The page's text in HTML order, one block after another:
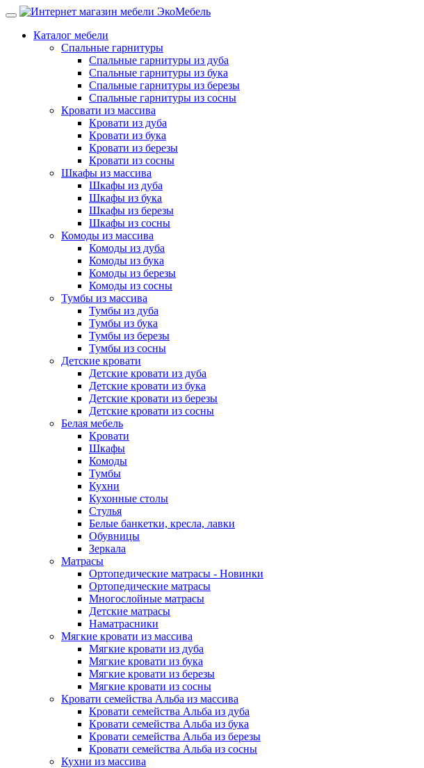
Каталог мебели
Спальные гарнитуры
Спальные гарнитуры из дуба
Спальные гарнитуры из бука
Спальные гарнитуры из березы
Спальные гарнитуры из сосны
Кровати из массива
Кровати из дуба
Кровати из бука
Кровати из березы
Кровати из сосны
Шкафы из массива
Шкафы из дуба
Шкафы из бука
Шкафы из березы
Шкафы из сосны
Комоды из массива
Комоды из дуба
Комоды из бука
Комоды из березы
Комоды из сосны
Тумбы из массива
Тумбы из дуба
Тумбы из бука
Тумбы из березы
Тумбы из сосны
Детские кровати
Детские кровати из дуба
Детские кровати из бука
Детские кровати из березы
Детские кровати из сосны
Белая мебель
Кровати
Шкафы
Комоды
Тумбы
Кухни
Кухонные столы
Стулья
Белые банкетки, кресла, лавки
Обувницы
Зеркала
Матрасы
Ортопедические матрасы - Новинки
Ортопедические матрасы
Многослойные матрасы
Детские матрасы
Наматрасники
Мягкие кровати из массива
Мягкие кровати из дуба
Мягкие кровати из бука
Мягкие кровати из березы
Мягкие кровати из сосны
Кровати семейства Альба из массива
Кровати семейства Альба из дуба
Кровати семейства Альба из бука
Кровати семейства Альба из березы
Кровати семейства Альба из сосны
Кухни из массива